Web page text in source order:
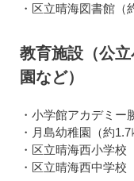
・区立晴海図書館（
教育施設（公
園など）
・小学館アカデミー
・月島幼稚園（約1.7
・区立晴海西小学校
・区立晴海西中学校